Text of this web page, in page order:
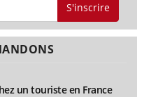
S'inscrire
un touriste en France